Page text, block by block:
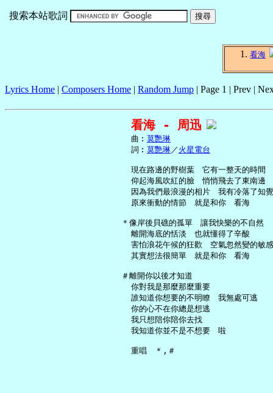
搜索本站歌詞
看海
Lyrics Home | Composers Home | Random Jump | Page 1 | Prev |
看海 - 周迅
     曲︰
莫艷琳
     詞︰
莫艷琳／ 火星電台
     現在路邊的野樹葉　它有一整天的時間
     仰起海風吹紅的臉　悄悄飛去了東南邊
     因為我們最浪漫的相片　我有冷落了知覺
     原來衝動的情節　就是和你　看海
   ＊像岸後貝礁的孤單　讓我快樂的不自然
     離開海底的恬淡　也就懂得了辛酸
     害怕浪花午候的狂歡　空氣忽然變的敏感
     其實想法很簡單　就是和你　看海
   ＃離開你以後才知道
     你對我是那麼那麼重要
     誰知道你想要的不明瞭　我無處可逃
     你的心不在你總是想逃
     我只想陪你陪你去找
     我知道你並不是不想要　啦